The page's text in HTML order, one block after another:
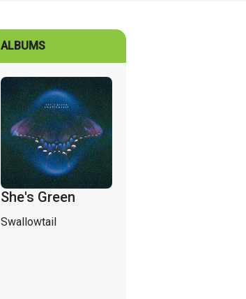
ALBUMS
She's Green
Swallowtail